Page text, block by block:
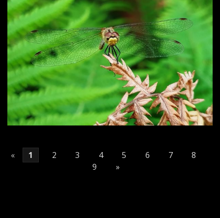
« 1 2 3 4 5 6 7
8
9
»